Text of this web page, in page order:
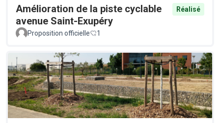
Amélioration de la piste cyclable
avenue Saint-Exupéry
Réalisé
Proposition officielle 1